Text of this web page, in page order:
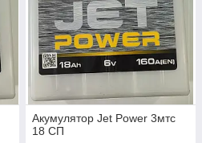
Акумулятор Jet Power 3мтс
18 СП